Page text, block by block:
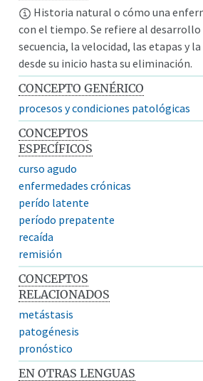
Historia natural o cómo una
con el tiempo. Se refiere al
secuencia, la velocidad, las etapas y
desde su inicio hasta su eliminación.
CONCEPTO GENÉRICO
procesos y condiciones patológicas
CONCEPTOS
ESPECÍFICOS
curso agudo
enfermedades crónicas
perído latente
período prepatente
recaída
remisión
CONCEPTOS
RELACIONADOS
metástasis
patogénesis
pronóstico
EN OTRAS LENGUAS